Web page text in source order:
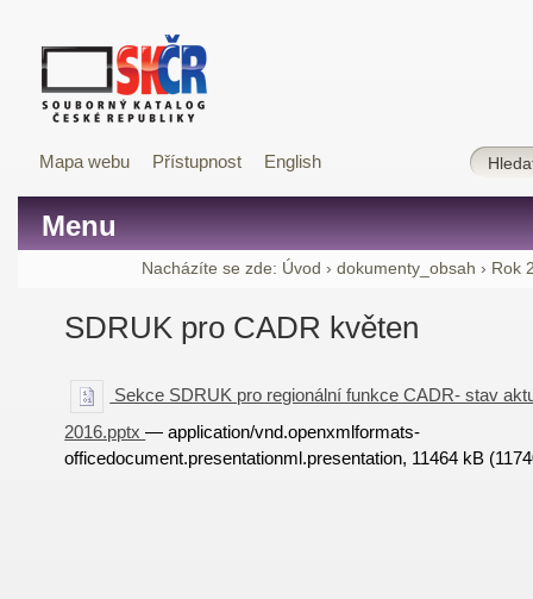
Mapa webu Přístupnost English
Menu
Nacházíte se zde: Úvod › dokumenty_obsah › Rok
SDRUK pro CADR květen
Sekce SDRUK pro regionální funkce CADR- stav
2016.pptx— application/vnd.openxmlformats-
officedocument.presentationml.presentation, 11464 kB